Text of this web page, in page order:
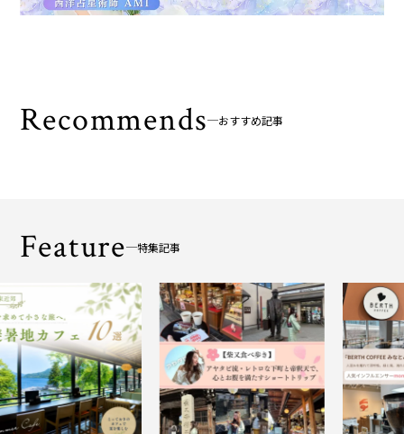
Recommends おすすめ記事
Feature 特集記事